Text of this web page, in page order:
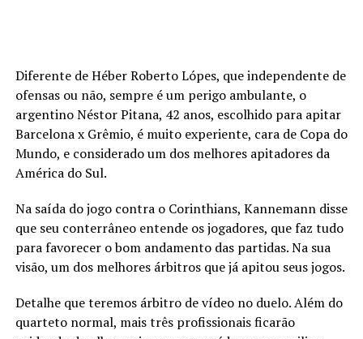
Diferente de Héber Roberto Lópes, que independente de
ofensas ou não, sempre é um perigo ambulante, o
argentino Néstor Pitana, 42 anos, escolhido para apitar
Barcelona x Grêmio, é muito experiente, cara de Copa do
Mundo, e considerado um dos melhores apitadores da
América do Sul.
Na saída do jogo contra o Corinthians, Kannemann disse
que seu conterrâneo entende os jogadores, que faz tudo
para favorecer o bom andamento das partidas. Na sua
visão, um dos melhores árbitros que já apitou seus jogos.
Detalhe que teremos árbitro de vídeo no duelo. Além do
quarteto normal, mais três profissionais ficarão